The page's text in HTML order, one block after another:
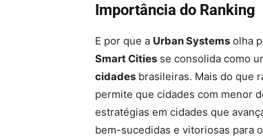
Importância do Ranking
E por que a Urban Systems olha
Smart Cities se consolida como
cidades brasileiras. Mais do que
permite que cidades com menor
estratégias em cidades que
bem-sucedidas e vitoriosas para o